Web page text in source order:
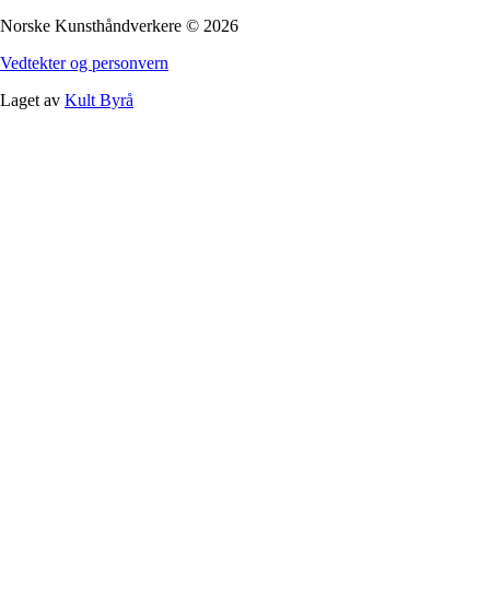
Norske Kunsthåndverkere © 2026
Vedtekter og personvern
Laget av Kult Byrå